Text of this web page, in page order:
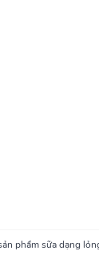
phẩm sữa dạng